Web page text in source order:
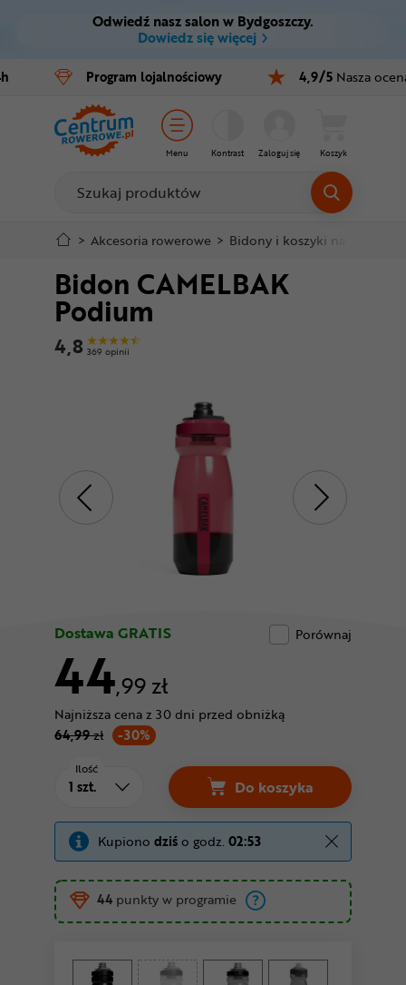
Ctrl M
Menu główne
Informacje o produkcie
Do koszyka
Szczegółowe informacje
Stopka
Mapa strony
Odwiedź nasz salon w Bydgoszczy.
Dowiedz się więcej
Program lojalnościowy 4,9/5 Nasza
Menu Kontrast Zaloguj się Koszyk
Rowery
E-bike
Części
Akcesoria
Odzież
Kaski
Buty
Superoferta
> Akcesoria rowerowe > Bidony i koszyki na bidony
Bidon CAMELBAK
Podium
4,8 369 opinii
Dostawa GRATIS Porównaj
44,99 zł
-30%
Najniższa cena z 30 dni przed obniżką
64,99zł
Ilość
Do koszyka
Bidon CAMELBAK
Kupiono dziśo godz. 02:53
44 punkty w programie